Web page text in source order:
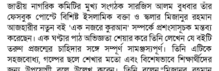
জাতীয় নাগরিক কমিটির মুখ্য সংগঠক সারজিস আলম বুধবার তাঁর
ফেসবুক পোস্টে বিশিষ্ট ইসলামিক বক্তা ও স্কলার মিজানুর রহমান
আজহারীর নতুন বই ‘এক নজরে কুরআন’ সম্পর্কে প্রশংসাসূচক মন্তব্য
করেছেন। এক ঘণ্টার পাঠ অভিজ্ঞতা শেয়ার করে তিনি লেখেন যে বইটি
তরুণ প্রজন্মের চাহিদার সঙ্গে সম্পূর্ণ সামঞ্জস্যপূর্ণ। তিনি এটিকে
সহজবোধ্য, গল্পের ছলে শেখার মতো এবং বিশেষভাবে শিক্ষার্থীদের